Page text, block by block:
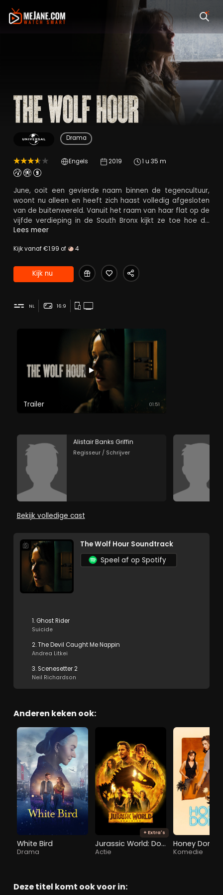
The Wolf Hour
Drama
Engels 2019 1 u 35 m
June, ooit een gevierde naam binnen de tegencultuur,
woont nu alleen en heeft zich haast volledig afgesloten
van de buitenwereld. Vanuit het raam van haar flat op de
vijfde verdieping in de South Bronx kijkt ze toe hoe de
onrust in de stad escaleert tijdens de beruchte 'Summer
Lees meer
Kijk vanaf €1.99 of 4
Kijk nu
NL 16:9
Trailer 01:51
Alistair Banks Griffin
Regisseur / Schrijver
Bekijk volledige cast
The Wolf Hour Soundtrack
Speel af op Spotify
1. Ghost Rider
Suicide
2. The Devil Caught Me Nappin
Andrea Litkei
3. Scenesetter 2
Neil Richardson
Anderen keken ook:
White Bird
Drama
+ Extra's
Jurassic World: Dominion
Actie
Honey Don't!
Komedie
Deze titel komt ook voor in: